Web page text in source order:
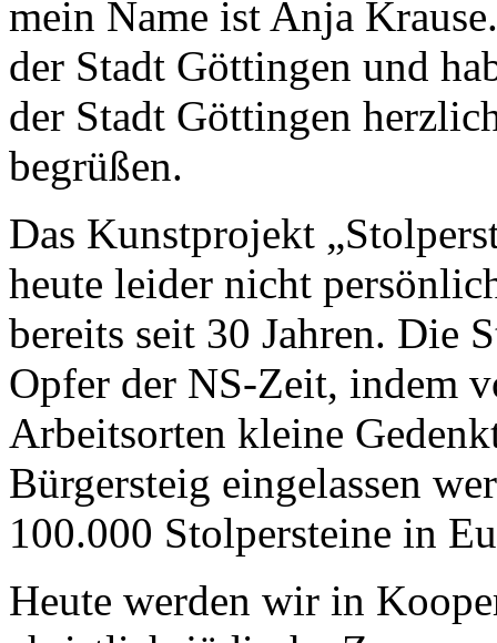
mein Name ist Anja
der Stadt Göttingen und
der Stadt Göttingen
begrüßen.
Das Kunstprojekt
heute leider nicht
bereits seit 30 Jahren. Die
Opfer der NS-Zeit, indem
Arbeitsorten kleine
Bürgersteig eingelassen
100.000 Stolpersteine in
Heute werden wir in